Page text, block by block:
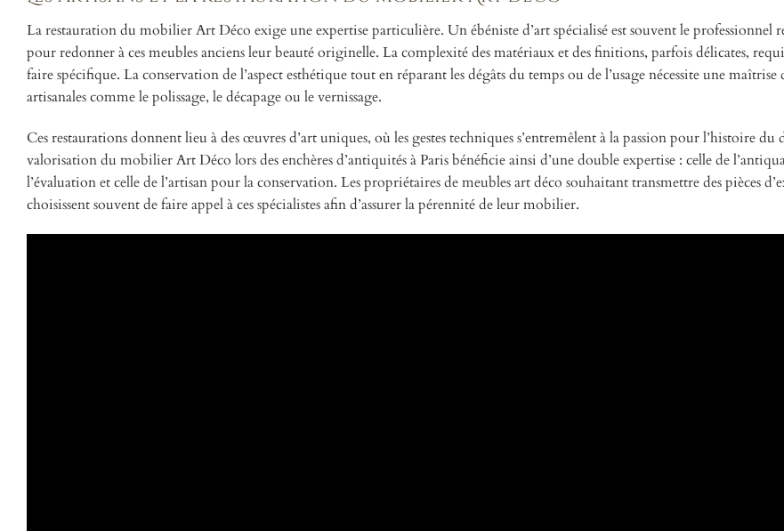
La restauration du mobilier Art Déco exige une expertise particulière. Un ébéniste d’art spécialisé est souvent le professionnel
pour redonner à ces meubles anciens leur beauté originelle. La complexité des matériaux et des finitions, parfois délicates,
faire spécifique. La conservation de l’aspect esthétique tout en réparant les dégâts du temps ou de l’usage nécessite une maîtrise
artisanales comme le polissage, le décapage ou le vernissage.
Ces restaurations donnent lieu à des œuvres d’art uniques, où les gestes techniques s’entremêlent à la passion pour l’histoire du
valorisation du mobilier Art Déco lors des enchères d’antiquités à Paris bénéficie ainsi d’une double expertise : celle de
l’évaluation et celle de l’artisan pour la conservation. Les propriétaires de meubles art déco souhaitant transmettre des pièces
choisissent souvent de faire appel à ces spécialistes afin d’assurer la pérennité de leur mobilier.